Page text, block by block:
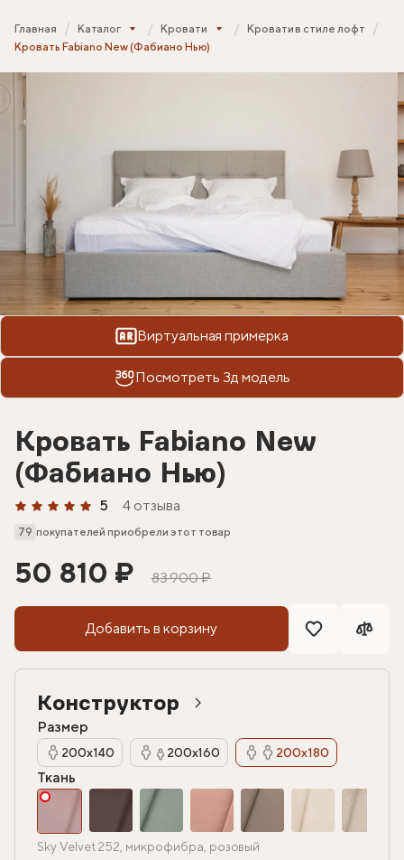
Главная Каталог Кровати
Кровати в стиле лофт
Кровать Fabiano New (Фабиано Нью)
Виртуальная примерка
Посмотреть 3д модель
Кровать Fabiano New
(Фабиано Нью)
5 4 отзыва
79 покупателей приобрели этот товар
50 810 ₽ 83 900 ₽
Добавить в корзину
Конструктор
Размер
200х140 200х160 200х180
Ткань
Sky Velvet 252, микрофибра, розовый